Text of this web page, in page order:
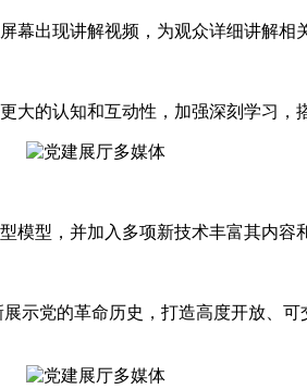
出现讲解视频，为观众详细讲解相
的认知和互动性，加强深刻学习，
型，并加入多项新技术丰富其内容
示党的革命历史，打造高度开放、